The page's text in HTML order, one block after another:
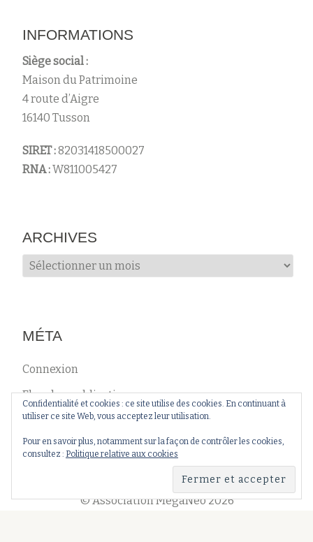
INFORMATIONS
Siège social :
Maison du Patrimoine
4 route d’Aigre
16140 Tusson
SIRET :82031418500027
RNA :W811005427
ARCHIVES
Archives
MÉTA
Connexion
Flux des publications
Flux des commentaires
Site de WordPress-FR
© Association MégaNéo 2026
Confidentialité et cookies : ce site utilise des cookies. En continuant à
utiliser ce site Web, vous acceptez leur utilisation.
Pour en savoir plus, notamment sur la façon de contrôler les cookies,
consultez : Politique relative aux cookies